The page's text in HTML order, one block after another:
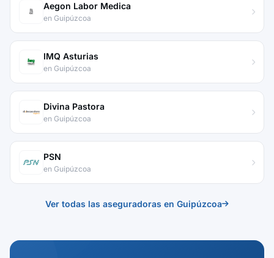
Aegon Labor Medica
en Guipúzcoa
IMQ Asturias
en Guipúzcoa
Divina Pastora
en Guipúzcoa
PSN
en Guipúzcoa
Ver todas las aseguradoras en Guipúzcoa